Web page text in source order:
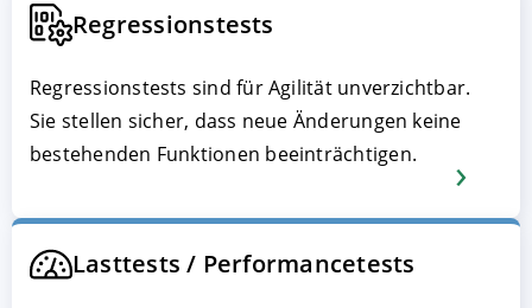
Regressionstests
Regressionstests sind für Agilität unverzichtbar.
Sie stellen sicher, dass neue Änderungen keine
bestehenden Funktionen beeinträchtigen.
Lasttests / Performancetests
AKZEPTIEREN KONFIGURIEREN